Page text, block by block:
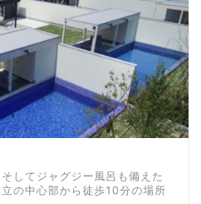
してジャグジー風呂も備えた
の中心部から徒歩10分の場所